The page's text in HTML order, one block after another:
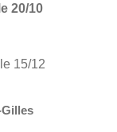
20/10
15/12